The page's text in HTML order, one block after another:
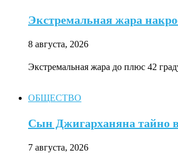
Экстремальная жара
8 августа, 2026
Экстремальная жара до плюс 42
ОБЩЕСТВО
Сын Джигарханяна тайно
7 августа, 2026